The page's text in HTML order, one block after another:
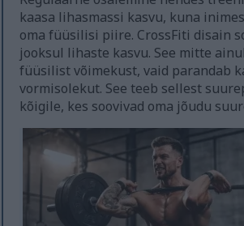
kaasa lihasmassi kasvu, kuna
oma füüsilisi piire. CrossFiti disain
jooksul lihaste kasvu. See mitte
füüsilist võimekust, vaid parandab
vormisolekut. See teeb sellest
kõigile, kes soovivad oma jõudu